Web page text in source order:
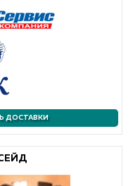
ДОСТАВКИ